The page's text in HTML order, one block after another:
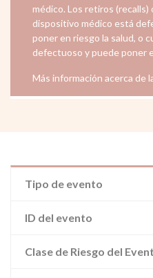
médico. Los retiros
dispositivo médico está
poner en riesgo la salud, o
defectuoso y puede poner
Más información acerca de
Tipo de evento
ID del evento
Clase de Riesgo del